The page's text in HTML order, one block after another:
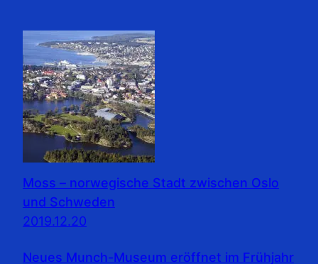
Moss – norwegische Stadt zwischen Oslo
und Schweden
2019.12.20
Neues Munch-Museum eröffnet im Frühjahr